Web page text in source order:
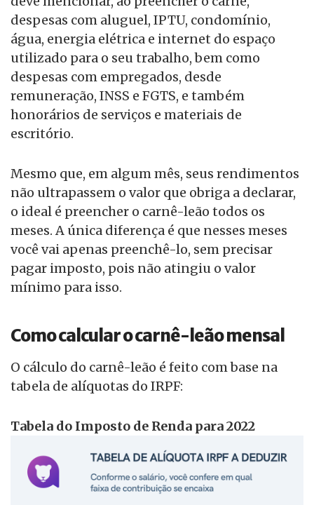
despesas com aluguel, IPTU, condomínio,
água, energia elétrica e internet do espaço
utilizado para o seu trabalho, bem como
despesas com empregados, desde
remuneração, INSS e FGTS, e também
honorários de serviços e materiais de
escritório.
Mesmo que, em algum mês, seus rendimentos
não ultrapassem o valor que obriga a declarar,
o ideal é preencher o carnê-leão todos os
meses. A única diferença é que nesses meses
você vai apenas preenchê-lo, sem precisar
pagar imposto, pois não atingiu o valor
mínimo para isso.
Como calcular o carnê-leão mensal
O cálculo do carnê-leão é feito com base na
tabela de alíquotas do IRPF:
Tabela do Imposto de Renda para 2022